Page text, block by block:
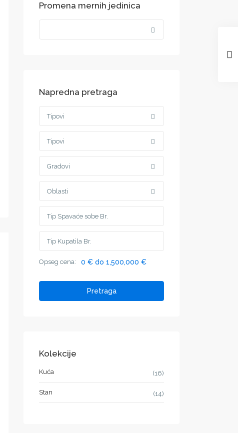
Promena mernih jedinica
Napredna pretraga
Tipovi
Tipovi
Gradovi
Oblasti
Opseg cena: 0 € do 1,500,000 €
Pretraga
Kolekcije
Kuća (16)
Stan (14)